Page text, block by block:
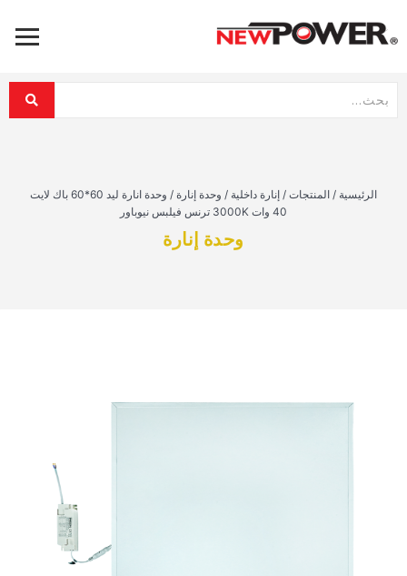
الرئيسية / المنتجات / إنارة داخلية / وحدة إنارة /
وحدة انارة ليد 60*60 باك لايت
40 وات 3000K ترنس فيلبس نيوباور
وحدة إنارة